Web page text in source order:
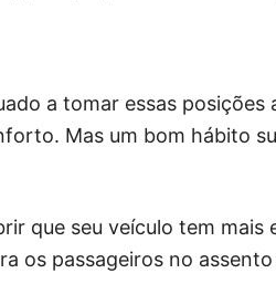
a tomar essas
Mas um bom hábito
que seu veículo tem mais
os passageiros no